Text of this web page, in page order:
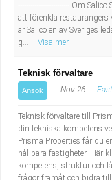
------------------------- Om
att förenkla
är Salico en av Sveriges
g...
Visa mer
Teknisk förvaltare
Ansök Nov 26
Teknisk förvaltare till
din tekniska kompetens
Prisma Properties får du
hållbara fastigheter. Här
kompetens, struktur och
frågor framåt och bidra